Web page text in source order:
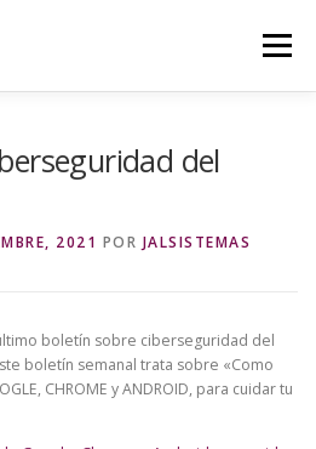
Menú
del
2021 POR JALSISTEMAS
boletín sobre ciberseguridad del
boletín semanal trata sobre «Como
CHROME y ANDROID, para cuidar tu